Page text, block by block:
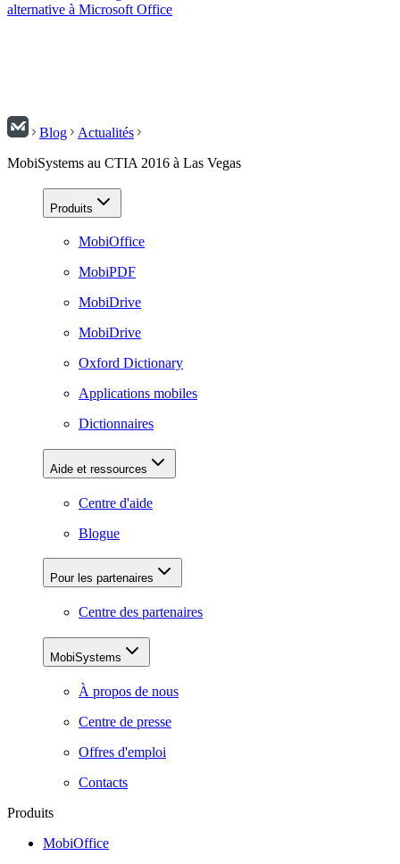
alternative à Microsoft Office
Blog
Actualités
MobiSystems au CTIA 2016 à Las Vegas
Produits
MobiOffice
MobiPDF
MobiDrive
MobiDrive
Oxford Dictionary
Applications mobiles
Dictionnaires
Aide et ressources
Centre d'aide
Blogue
Pour les partenaires
Centre des partenaires
MobiSystems
À propos de nous
Centre de presse
Offres d'emploi
Contacts
Produits
MobiOffice